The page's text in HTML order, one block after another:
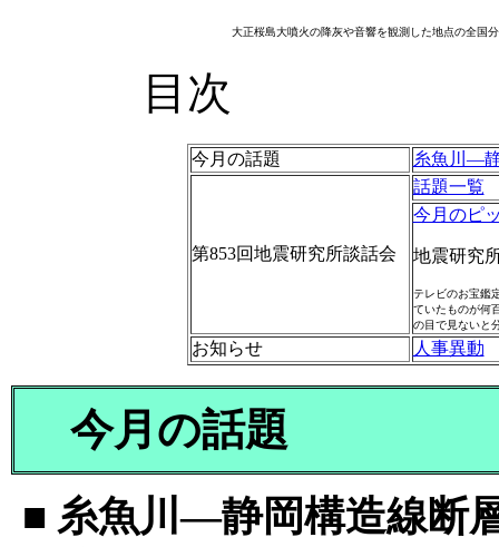
大正桜島大噴火の降灰や音響を観測した地点の全
目次
今月の話題 糸魚川—
第853回地震研究所談話会
話題一覧
今月のピ
地震研究
テレビのお宝鑑
ていたものが何
の目で見ないと
お知らせ 人事異動
今月の話題
■ 糸魚川—静岡構造線断